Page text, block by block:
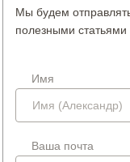
Мы будем
полезными статьями
Имя
Ваша почта